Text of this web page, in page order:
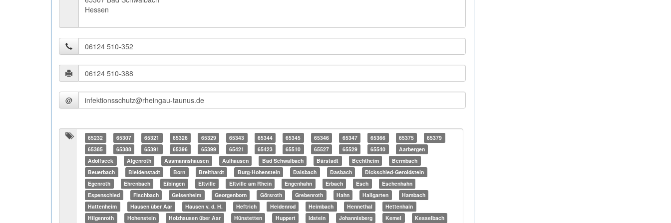
Hessen
@
65232 65307 65321 65326 65329 65343 65344 65345 65346 65347 65366 65375
65379
65385
65388 65391 65396 65399 65421 65423 65510 65527 65529 65540
Aarbergen
Adolfseck
Algenroth Assmannshausen Aulhausen Bad Schwalbach Bärstadt Bechtheim
Bermbach
Beuerbach
Bleidenstadt Born Breithardt Burg-Hohenstein Daisbach Dasbach
Dickschied-Geroldstein
Egenroth
Ehrenbach Eibingen Eltville Eltville am Rhein Engenhahn Erbach Esch
Eschenhahn
Espenschied
Fischbach Geisenheim Georgenborn Görsroth Grebenroth Hahn Hallgarten
Hambach
Hattenheim
Hausen über Aar Hausen v. d. H. Heftrich Heidenrod Heimbach Hennethal
Hettenhain
Hilgenroth
Hohenstein Holzhausen über Aar Hünstetten Huppert Idstein Johannisberg Kemel Kesselbach